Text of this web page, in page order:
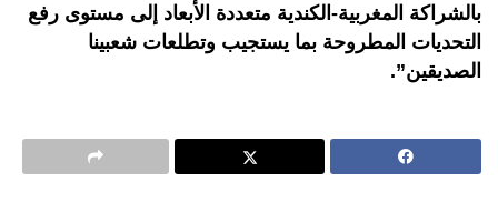
بالشراكة المغربية-الكندية متعددة الأبعاد إلى مستوى رفع
التحديات المطروحة بما يستجيب وتطلعات شعبينا
الصديقين”.